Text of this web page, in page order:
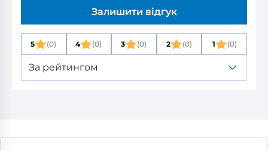
Залишити відгук
5 (0) 4 (0) 3 (0) 2 (0) 1 (0)
За рейтингом